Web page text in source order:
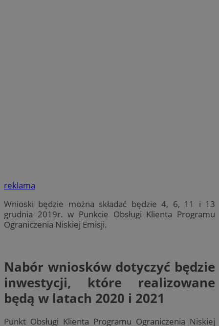
reklama
Wnioski będzie można składać będzie 4, 6, 11 i 13
grudnia 2019r. w Punkcie Obsługi Klienta Programu
Ograniczenia Niskiej Emisji.
Nabór wniosków dotyczyć będzie
inwestycji, które realizowane
będą w latach 2020 i 2021
Punkt Obsługi Klienta Programu Ograniczenia Niskiej